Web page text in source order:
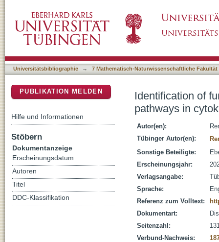
senescence
Universitätsbibliographie → 7 Mathematisch-Naturwissenschaftliche Fakultät
Identification of
pathways in
Autor(en):
Tübinger Autor(en):
Sonstige Beteiligte:
Erscheinungsjahr:
Verlagsangabe:
Sprache:
Referenz zum Volltext:
Dokumentart:
Seitenzahl:
Verbund-Nachweis:
PUBLIKATION MELDEN
Hilfe und Informationen
Stöbern
Dokumentanzeige
Erscheinungsdatum
Autoren
Titel
DDC-Klassifikation